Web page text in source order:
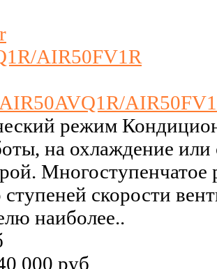
режим
на охлаждение или
Многоступенчатое
скорости
наиболее..
000 руб